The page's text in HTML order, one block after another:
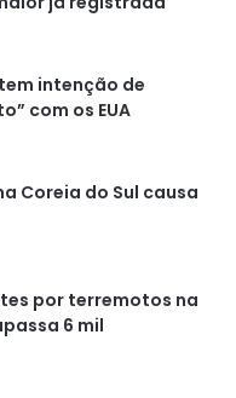
intenção de
com os EUA
Coreia do Sul causa
por terremotos na
6 mil